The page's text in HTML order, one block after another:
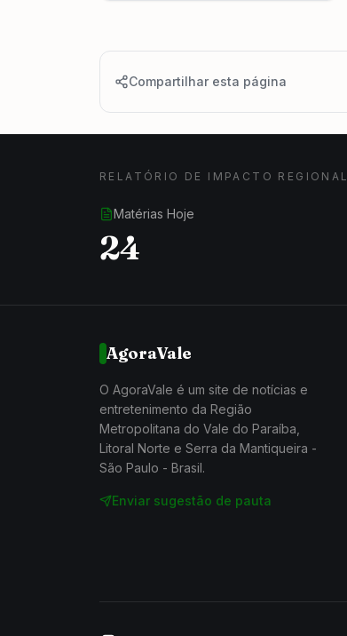
Compartilhar esta página
RELATÓRIO DE IMPACTO REGIONAL
Matérias Hoje
24
AgoraVale
O AgoraVale é um site de notícias e
entretenimento da Região
Metropolitana do Vale do Paraíba,
Litoral Norte e Serra da Mantiqueira -
São Paulo - Brasil.
Enviar sugestão de pauta